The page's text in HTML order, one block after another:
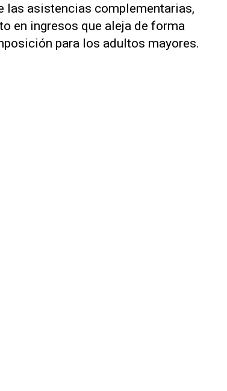
las asistencias complementarias,
en ingresos que aleja de forma
para los adultos mayores.